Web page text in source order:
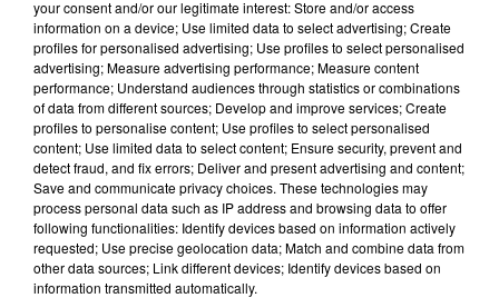
Une fête est donc organisée et vous êtes tous
conviés !
TITRES DIFFUSÉS
5h44
5h44 5h40
5h40
your consent and/or our legitimate interest: Store and/or access
information on a device; Use limited data to select advertising; Create
profiles for personalised advertising; Use profiles to select personalised
advertising; Measure advertising performance; Measure content
performance; Understand audiences through statistics or combinations
of data from different sources; Develop and improve services; Create
profiles to personalise content; Use profiles to select personalised
content; Use limited data to select content; Ensure security, prevent and
detect fraud, and fix errors; Deliver and present advertising and content;
Save and communicate privacy choices. These technologies may
process personal data such as IP address and browsing data to offer
following functionalities: Identify devices based on information actively
requested; Use precise geolocation data; Match and combine data from
other data sources; Link different devices; Identify devices based on
information transmitted automatically.